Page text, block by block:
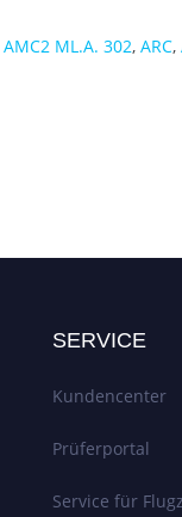
AMC2 ML.A. 302, ARC,
SERVICE
Kundencenter
Prüferportal
Service für